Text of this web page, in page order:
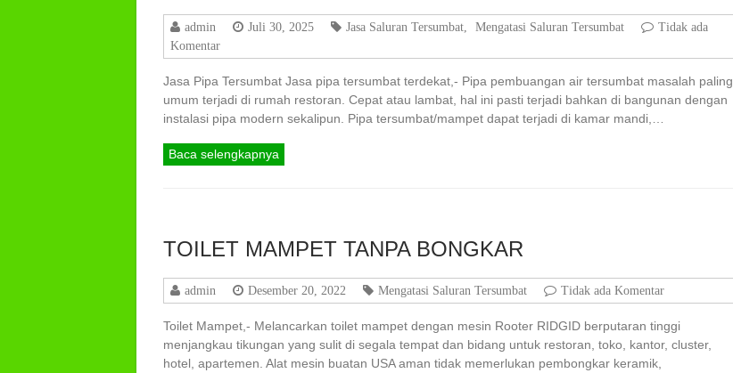
admin Juli 30, 2025 Jasa Saluran Tersumbat Mengatasi Saluran Tersumbat
Tidak ada
Komentar
Jasa Pipa Tersumbat Jasa pipa tersumbat terdekat,- Pipa pembuangan air tersumbat masalah paling
umum terjadi di rumah restoran. Cepat atau lambat, hal ini pasti terjadi bahkan di bangunan dengan
instalasi pipa modern sekalipun. Pipa tersumbat/mampet dapat terjadi di kamar mandi,…
Baca selengkapnya
TOILET MAMPET TANPA BONGKAR
admin Desember 20, 2022 Mengatasi Saluran Tersumbat Tidak ada Komentar
Toilet Mampet,- Melancarkan toilet mampet dengan mesin Rooter RIDGID berputaran tinggi
menjangkau tikungan yang sulit di segala tempat dan bidang untuk restoran, toko, kantor, cluster,
hotel, apartemen. Alat mesin buatan USA aman tidak memerlukan pembongkar keramik,